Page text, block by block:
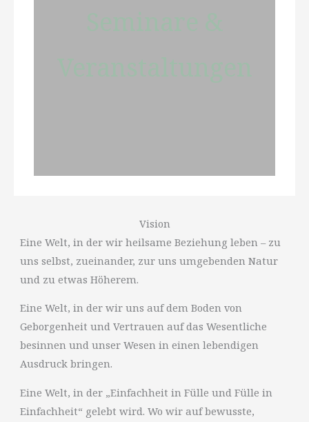
Vision
Eine Welt, in der wir heilsame Beziehung leben – zu
uns selbst, zueinander, zur uns umgebenden Natur
und zu etwas Höherem.
Eine Welt, in der wir uns auf dem Boden von
Geborgenheit und Vertrauen auf das Wesentliche
besinnen und unser Wesen in einen lebendigen
Ausdruck bringen.
Eine Welt, in der „Einfachheit in Fülle und Fülle in
Einfachheit“ gelebt wird. Wo wir auf bewusste,